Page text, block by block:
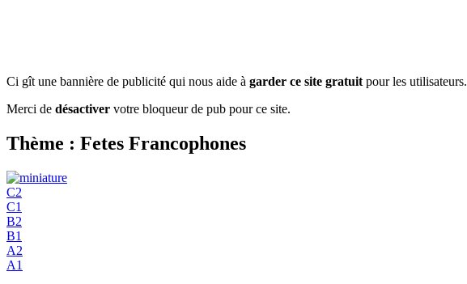
Ci gît une bannière de publicité qui nous aide à garder ce site gratuit pour les utilisateurs.
Merci de désactiver votre bloqueur de pub pour ce site.
Thème : Fetes Francophones
C2
C1
B2
B1
A2
A1